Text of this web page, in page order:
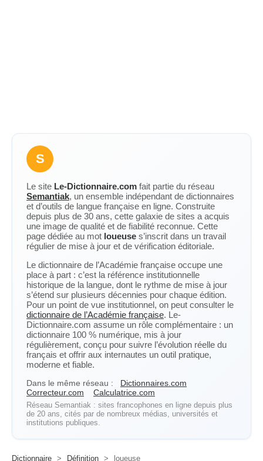
S
Le site Le-Dictionnaire.com fait partie du réseau
Semantiak, un ensemble indépendant de dictionnaires
et d’outils de langue française en ligne. Construite
depuis plus de 30 ans, cette galaxie de sites a acquis
une image de qualité et de fiabilité reconnue. Cette
page dédiée au mot loueuse s’inscrit dans un travail
régulier de mise à jour et de vérification éditoriale.
Le dictionnaire de l’Académie française occupe une
place à part : c’est la référence institutionnelle
historique de la langue, dont le rythme de mise à jour
s’étend sur plusieurs décennies pour chaque édition.
Pour un point de vue institutionnel, on peut consulter le
dictionnaire de l’Académie française. Le-
Dictionnaire.com assume un rôle complémentaire : un
dictionnaire 100 % numérique, mis à jour
régulièrement, conçu pour suivre l’évolution réelle du
français et offrir aux internautes un outil pratique,
moderne et fiable.
Dans le même réseau :
Dictionnaires.com
Correcteur.com
Calculatrice.com
Réseau Semantiak : sites francophones en ligne depuis plus
de 20 ans, cités par de nombreux médias, universités et
institutions publiques.
Dictionnaire > Définition > loueuse